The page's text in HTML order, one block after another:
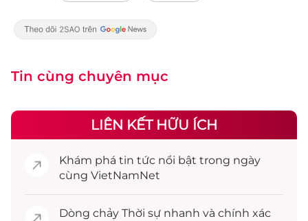
Tin cùng chuyên mục
LIÊN KẾT HỮU ÍCH
Khám phá tin tức nổi bật trong ngày
cùng VietNamNet
Dòng chảy Thời sự nhanh và chính xác